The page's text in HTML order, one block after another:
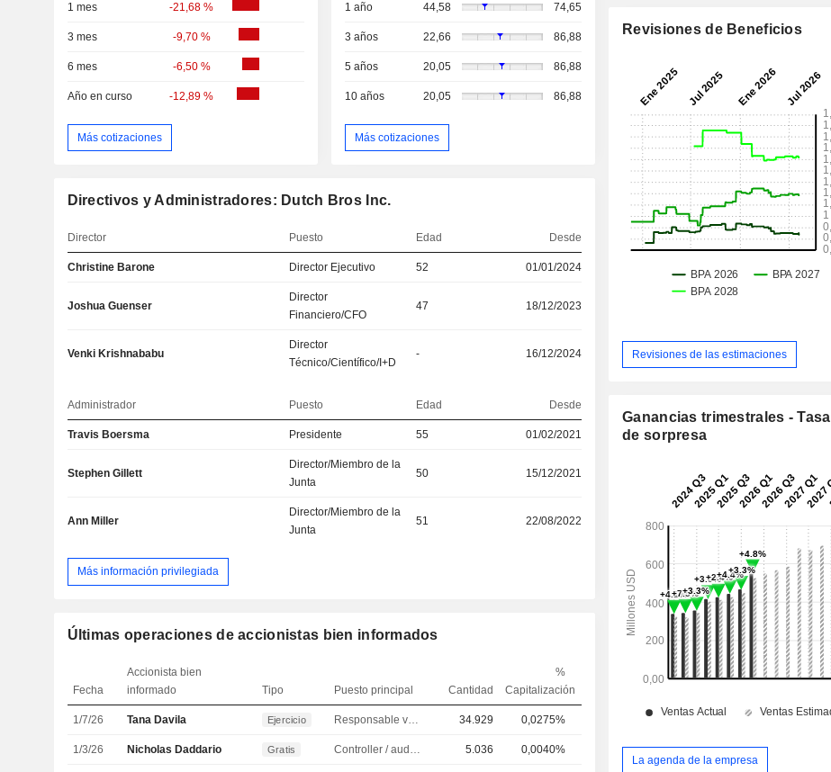
1 mes -21,68 %
3 mes -9,70 %
6 mes -6,50 %
Año en curso -12,89 %
Más cotizaciones
1 año 44,58 74,65
3 años 22,66 86,88
5 años 20,05 86,88
10 años 20,05 86,88
Más cotizaciones
Directivos y Administradores: Dutch Bros Inc.
Director Puesto Edad Desde
Christine Barone Director Ejecutivo 52 01/01/2024
Joshua Guenser
Director
Financiero/CFO
47 18/12/2023
Venki Krishnababu
Director
Técnico/Científico/I+D
- 16/12/2024
Administrador Puesto Edad Desde
Travis Boersma Presidente 55 01/02/2021
Stephen Gillett
Director/Miembro de la
Junta
50 15/12/2021
Ann Miller
Director/Miembro de la
Junta
51 22/08/2022
Más información privilegiada
Últimas operaciones de accionistas bien informados
Fecha
Accionista bien
informado
Tipo Puesto principal Cantidad
%
Capitalización
1/7/26 Tana Davila Ejercicio 34.929 0,0275%
1/3/26 Nicholas Daddario Gratis 5.036 0,0040%
Revisiones de Beneficios
Revisiones de las estimaciones
Ganancias trimestrales - Tasa
de sorpresa
La agenda de la empresa